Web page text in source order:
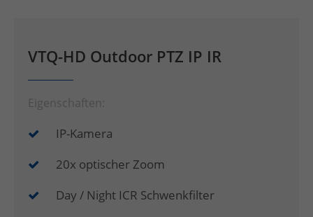
VTQ-HD Outdoor PTZ IP IR
Eigenschaften:
IP-Kamera
20x optischer Zoom
Day / Night ICR Schwenkfilter